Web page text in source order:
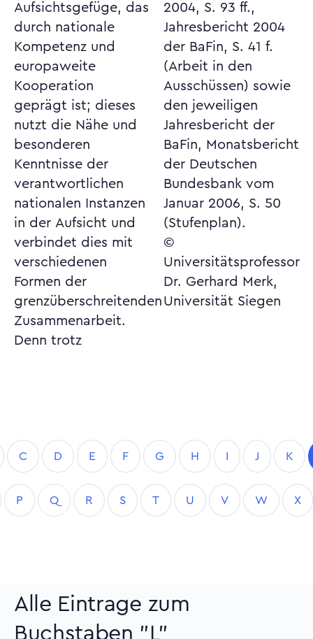
Aufsichtsgefüge, das
durch nationale
Kompetenz und
europaweite
Kooperation
geprägt ist; dieses
nutzt die Nähe und
besonderen
Kenntnisse der
verantwortlichen
nationalen Instanzen
in der Aufsicht und
verbindet dies mit
verschiedenen
Formen der
grenzüberschreitenden
Zusammenarbeit.
Denn trotz
2004, S. 93 ff.,
Jahresbericht 2004
der BaFin, S. 41 f.
(Arbeit in den
Ausschüssen) sowie
den jeweiligen
Jahresbericht der
BaFin, Monatsbericht
der Deutschen
Bundesbank vom
Januar 2006, S. 50
(Stufenplan).
©
Universitätsprofessor
Dr. Gerhard Merk,
Universität Siegen
C D E F G H I J K
P Q R S T U V W X
Alle Eintrage zum
Buchstaben "L"